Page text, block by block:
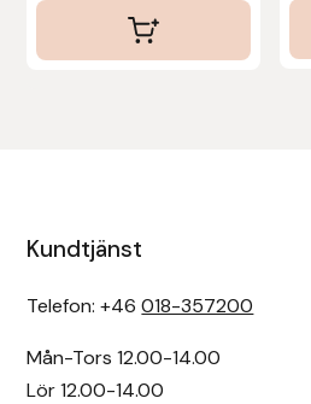
Kundtjänst
Telefon: +46018-357200
Mån-Tors 12.00-14.00
Lör 12.00-14.00